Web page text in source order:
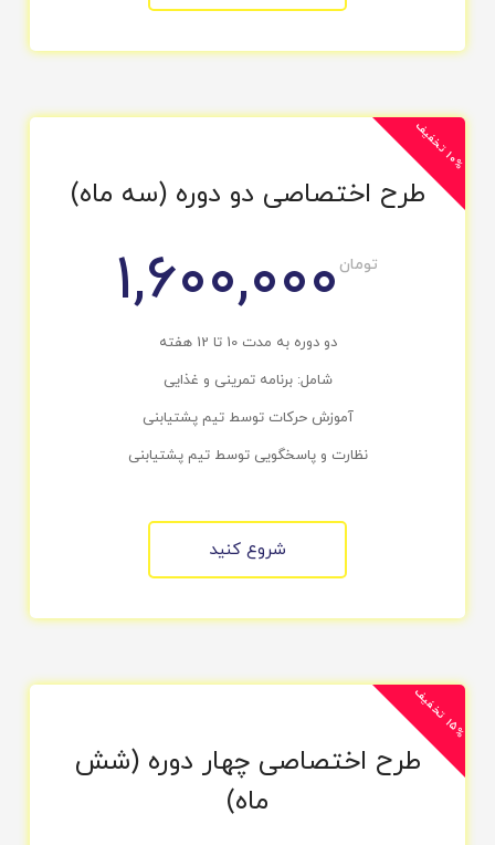
1
0
%
ت
خ
ف
ی
ف
طرح اختصاصی دو دوره (سه ماه)
تومان 1,600,000
دو دوره به مدت 10 تا 12 هفته
شامل: برنامه تمرینی و غذایی
آموزش حرکات توسط تیم پشتیابنی
نظارت و پاسخگویی توسط تیم پشتیابنی
شروع کنید
1
5
%
ت
خ
ف
ی
ف
طرح اختصاصی چهار دوره (شش
ماه)